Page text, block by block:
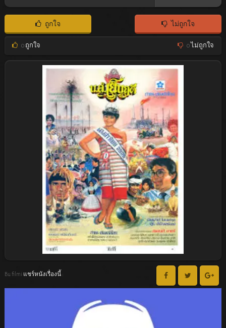
ถูกใจ ไม่ถูกใจ
0ถูกใจ 0ไม่ถูกใจ
Bu filmi แชร์หนังเรื่องนี้ :